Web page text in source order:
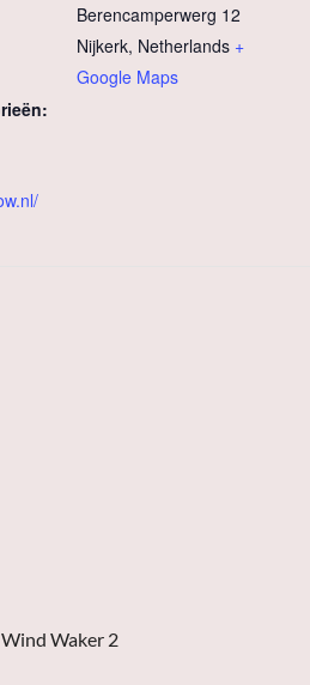
Berencamperwerg 12
Nijkerk, Netherlands +
Google Maps
Waker 2